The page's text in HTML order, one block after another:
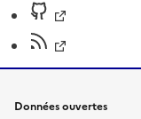
Données ouvertes